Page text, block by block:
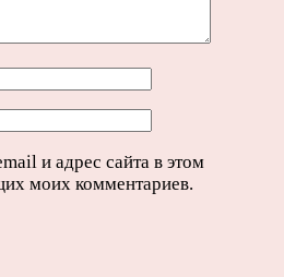
и адрес сайта в этом
моих комментариев.